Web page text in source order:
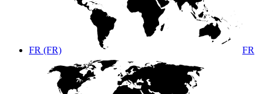
FR (FR) FR